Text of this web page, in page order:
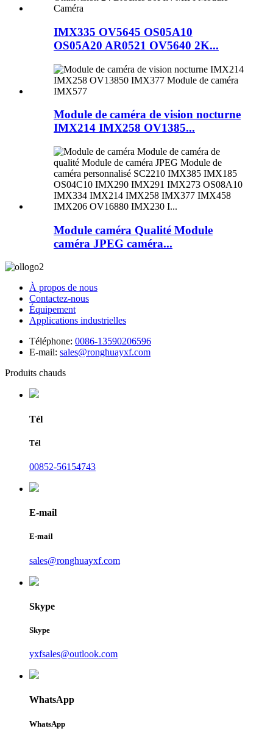
IMX335 OV5645 OS05A10
OS05A20 AR0521 OV5640 2K...
Module de caméra de vision nocturne
IMX214 IMX258 OV1385...
Module caméra Qualité Module
caméra JPEG caméra...
À propos de nous
Contactez-nous
Équipement
Applications industrielles
Téléphone: 0086-13590206596
E-mail: sales@ronghuayxf.com
Produits chauds
Tél
Tél
00852-56154743
E-mail
E-mail
sales@ronghuayxf.com
Skype
Skype
yxfsales@outlook.com
WhatsApp
WhatsApp